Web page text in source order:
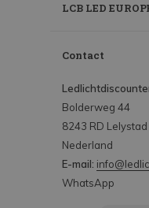
LCB LED
Contact
Bolderweg 44
8243 RD Lelystad
Nederland
E-mail:
WhatsApp